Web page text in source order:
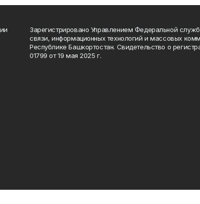
Зарегистрировано Управлением Федеральной
связи, информационных технологий и массовых
Республике Башкортостан. Свидетельство о
01799 от 19 мая 2025 г.